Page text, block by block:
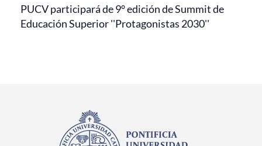
PUCV participará de 9° edición de Summit de
Educación Superior ''Protagonistas 2030''